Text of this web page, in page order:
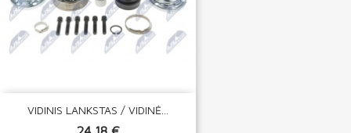
VIDINIS LANKSTAS / VIDINĖ...